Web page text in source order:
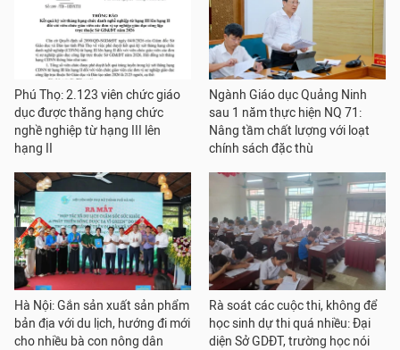
Phú Thọ: 2.123 viên chức giáo
dục được thăng hạng chức
nghề nghiệp từ hạng III lên
hạng II
Ngành Giáo dục Quảng Ninh
sau 1 năm thực hiện NQ 71:
Nâng tầm chất lượng với loạt
chính sách đặc thù
Hà Nội: Gắn sản xuất sản phẩm
bản địa với du lịch, hướng đi mới
cho nhiều bà con nông dân
Rà soát các cuộc thi, không để
học sinh dự thi quá nhiều: Đại
diện Sở GDĐT, trường học nói